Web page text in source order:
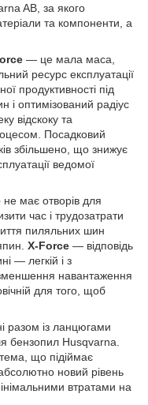
AB, за якого
та компоненти, а
— це мала маса,
ресурс експлуатації
продуктивності під
оптимізований радіус
відскоку та
Посадковий
збільшено, що знижує
ведомої
не має отворів для
час і трудозатрати
пиляльних шин
X-Force — відповідь
— легкій і з
навантаження
для того, щоб
разом із ланцюгами
бензопил Husqvarna.
що підіймає
новий рівень
втратами на